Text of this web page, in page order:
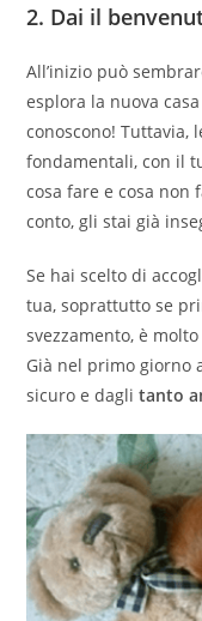
2. Dai il
All’inizio può
esplora la nuova
conoscono! Tuttavia,
fondamentali, con il
cosa fare e cosa
conto, gli stai già
Se hai scelto di
tua, soprattutto se
svezzamento, è
Già nel primo giorno
sicuro e daglitanto